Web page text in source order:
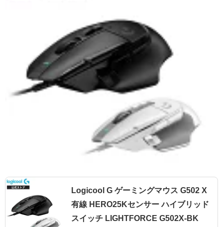
Logicool G ゲーミングマウス G502 X
有線 HERO25Kセンサー ハイブリッド
スイッチ LIGHTFORCE G502X-BK